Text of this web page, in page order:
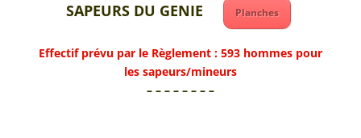
SAPEURS DU GENIE
Planches
Effectif prévu par le Règlement : 593 hommes pour
les sapeurs/mineurs
– – – – – – – –